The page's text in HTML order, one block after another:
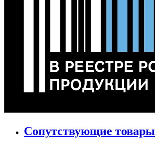
Сопутствующие товары